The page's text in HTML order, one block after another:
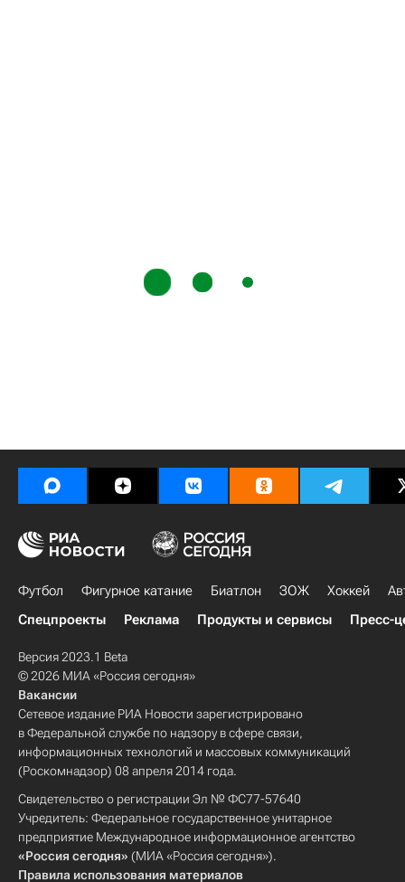
Футбол Фигурное катание Биатлон ЗОЖ Хоккей
Спецпроекты
Реклама Продукты и сервисы Пресс-
Версия 2023.1 Beta
© 2026 МИА «Россия сегодня»
Вакансии
Сетевое издание РИА Новости зарегистрировано
в Федеральной службе по надзору в сфере связи,
информационных технологий и массовых коммуникаций
(Роскомнадзор) 08 апреля 2014 года.
Свидетельство о регистрации Эл № ФС77-57640
Учредитель: Федеральное государственное унитарное
предприятие Международное информационное агентство
«Россия сегодня» (МИА «Россия сегодня»).
Правила использования материалов